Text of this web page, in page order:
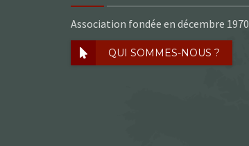
Association fondée en décembre 1970
QUI SOMMES-NOUS ?